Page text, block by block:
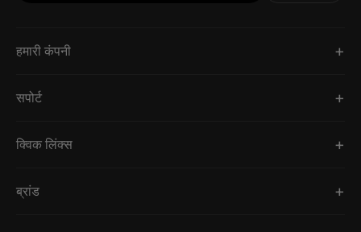
हमारी कंपनी
सपोर्ट
क्विक लिंक्स
ब्रांड